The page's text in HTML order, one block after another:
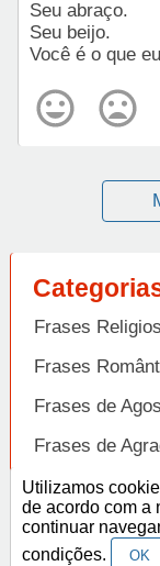
Seu abraço.
Seu beijo.
Você é o que
Frases
Frases
Frases de
Frases de
Frases de
Frases de
Utilizamos
de acordo com a
continuar
condições.
OK